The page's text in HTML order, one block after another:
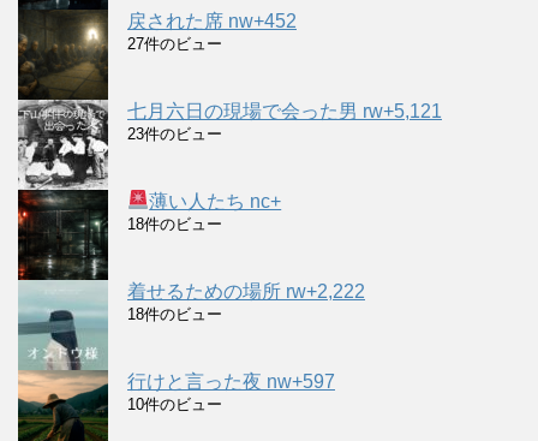
戻された席 nw+452
27件のビュー
七月六日の現場で会った男 rw+5,121
23件のビュー
薄い人たち nc+
18件のビュー
着せるための場所 rw+2,222
18件のビュー
行けと言った夜 nw+597
10件のビュー